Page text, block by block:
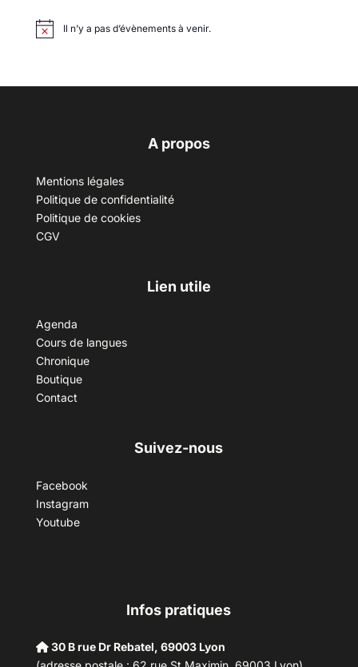
Il n’y a pas d’évènements à venir.
A propos
Mentions légales
Politique de confidentialité
Politique de cookies
CGV
Lien utile
Agenda
Cours de langues
Chronique
Boutique
Contact
Suivez-nous
Facebook
Instagram
Youtube
Infos pratiques
30 B rue Dr Rebatel, 69003 Lyon